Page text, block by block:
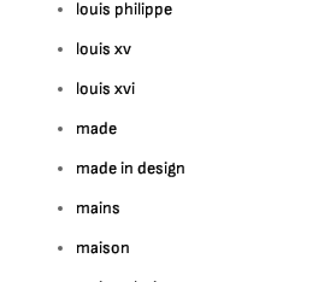
louis philippe
louis xv
louis xvi
made
made in design
mains
maison